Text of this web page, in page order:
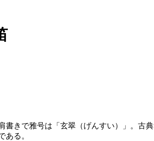
きで雅号は「玄翠（げんすい）」。古
ある。